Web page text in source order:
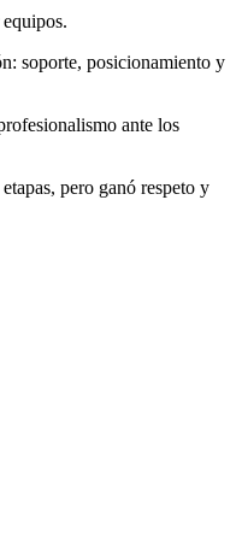
soporte, posicionamiento y
ante los
pero ganó respeto y